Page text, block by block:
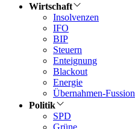
Wirtschaft
Insolvenzen
IFO
BIP
Steuern
Enteignung
Blackout
Energie
Übernahmen-Fussion
Politik
SPD
Grüne